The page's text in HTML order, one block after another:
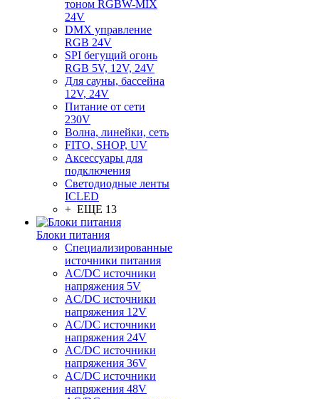
тоном RGBW-MIX
24V
DMX управление
RGB 24V
SPI бегущий огонь
RGB 5V, 12V, 24V
Для сауны, бассейна
12V, 24V
Питание от сети
230V
Волна, линейки, сеть
FITO, SHOP, UV
Аксессуары для
подключения
Светодиодные ленты
ICLED
+ ЕЩЕ 13
Блоки питания
Специализированные
источники питания
AC/DC источники
напряжения 5V
AC/DC источники
напряжения 12V
AC/DC источники
напряжения 24V
AC/DC источники
напряжения 36V
AC/DC источники
напряжения 48V